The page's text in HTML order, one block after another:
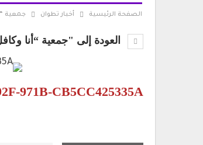
الصفحة الرئيسية أخبار تطوان جمعية
العودة إلى "جمعية “أنا
971B-CB5CC425335A